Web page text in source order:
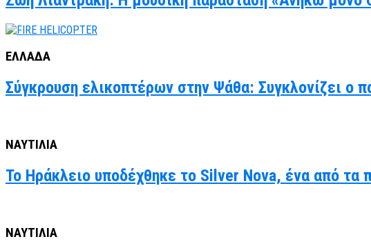
ΕΛΛΑΔΑ
Σύγκρουση ελικοπτέρων στην Ψάθα: Συγκλονίζει ο
ΝΑΥΤΙΛΙΑ
Το Ηράκλειο υποδέχθηκε το Silver Nova, ένα από τα
ΝΑΥΤΙΛΙΑ